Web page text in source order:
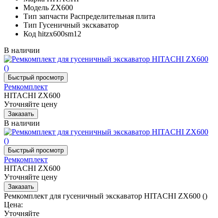
Модель ZX600
Тип запчасти Распределительная плита
Тип Гусеничный экскаватор
Код hitzx600sm12
В наличии
Ремкомплект
HITACHI ZX600
Уточняйте цену
В наличии
Ремкомплект
HITACHI ZX600
Уточняйте цену
Ремкомплект для гусеничный экскаватор HITACHI ZX600 ()
Цена:
Уточняйте